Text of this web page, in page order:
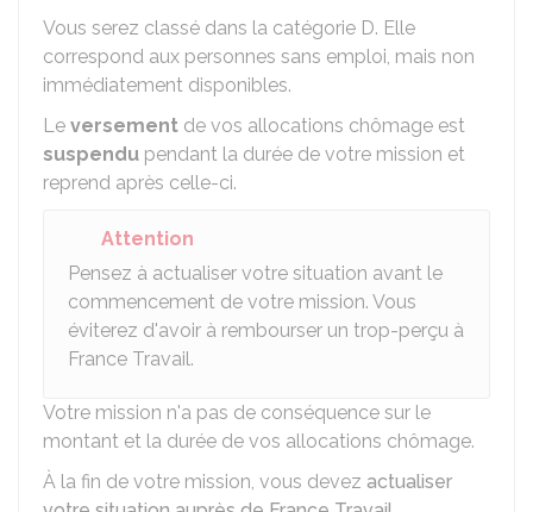
Vous serez classé dans la catégorie D. Elle
correspond aux personnes sans emploi, mais non
immédiatement disponibles.
Le versement de vos allocations chômage est
suspendu pendant la durée de votre mission et
reprend après celle-ci.
Attention
Pensez à actualiser votre situation avant le
commencement de votre mission. Vous
éviterez d'avoir à rembourser un trop-perçu à
France Travail.
Votre mission n'a pas de conséquence sur le
montant et la durée de vos allocations chômage.
À la fin de votre mission, vous devez actualiser